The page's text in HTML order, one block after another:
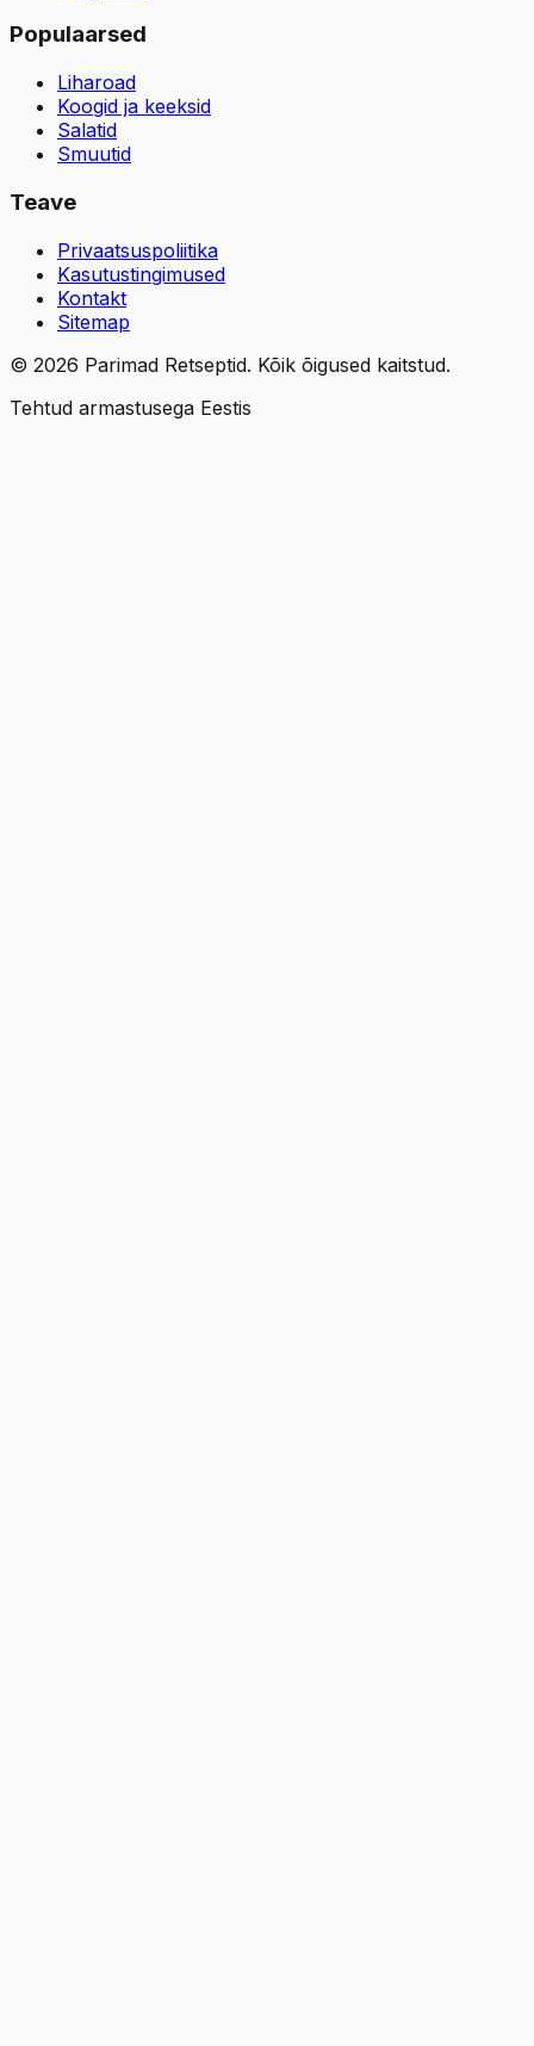
Populaarsed
Liharoad
Koogid ja keeksid
Salatid
Smuutid
Teave
Privaatsuspoliitika
Kasutustingimused
Kontakt
Sitemap
© 2026 Parimad Retseptid. Kõik õigused kaitstud.
Tehtud armastusega Eestis